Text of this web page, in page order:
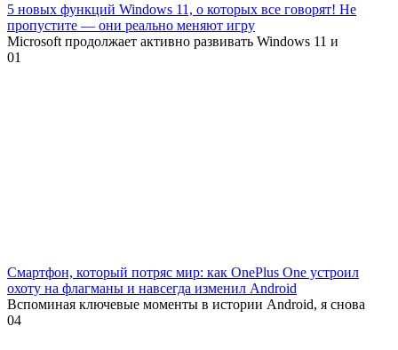
5 новых функций Windows 11, о которых все говорят! Не
пропустите — они реально меняют игру
Microsoft продолжает активно развивать Windows 11 и
01
Смартфон, который потряс мир: как OnePlus One устроил
охоту на флагманы и навсегда изменил Android
Вспоминая ключевые моменты в истории Android, я снова
04